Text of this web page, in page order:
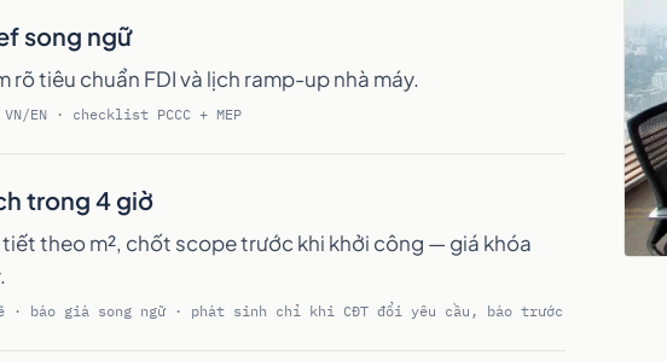
song ngữ
rõ tiêu chuẩn FDI và lịch ramp-up nhà máy.
EN · checklist PCCC + MEP
trong 4 giờ
theo m², chốt scope trước khi khởi công — giá khóa
· báo giá song ngữ · phát sinh chỉ khi CĐT đổi yêu cầu, báo trước